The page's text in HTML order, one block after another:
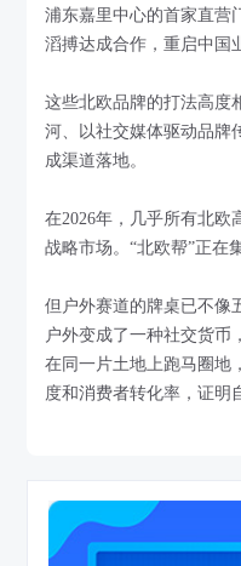
浦东嘉里中心的首家直营
滔搏达成合作，重启中国
这些北欧品牌的打法高度
河、以社交媒体驱动品牌
成渠道落地。
在2026年，几乎所有北欧
战略市场。“北欧帮”正在
但户外赛道的牌桌已不像
户外变成了一种社交货币
在同一片土地上跑马圈地
度和消费者转化率，证明